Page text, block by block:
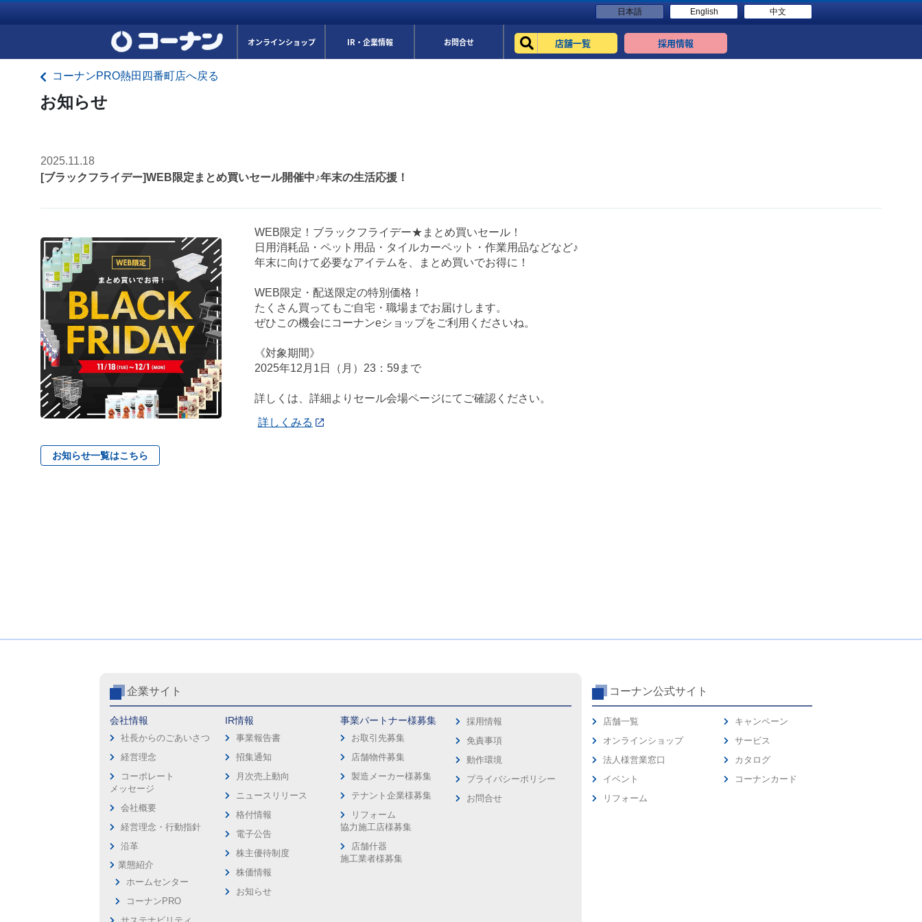
日本語 English 中文
オンラインショップ IR・企業情報 お問合せ 店舗一覧 採用情報
コーナンPRO熱田四番町店へ戻る
お知らせ
2025.11.18
[ブラックフライデー]WEB限定まとめ買いセール開催中♪年末の生活応援！
WEB限定！ブラックフライデー★まとめ買いセール！
日用消耗品・ペット用品・タイルカーペット・作業用品などなど♪
年末に向けて必要なアイテムを、まとめ買いでお得に！
WEB限定・配送限定の特別価格！
たくさん買ってもご自宅・職場までお届けします。
ぜひこの機会にコーナンeショップをご利用くださいね。
《対象期間》
2025年12月1日（月）23：59まで
詳しくは、詳細よりセール会場ページにてご確認ください。
詳しくみる
お知らせ一覧はこちら
企業サイト
会社情報
社長からのごあいさつ
経営理念
コーポレート
メッセージ
会社概要
経営理念・行動指針
沿革
業態紹介
ホームセンター
コーナンPRO
IR情報
事業報告書
招集通知
月次売上動向
ニュースリリース
格付情報
電子公告
株主優待制度
株価情報
お知らせ
事業パートナー様募集
お取引先募集
店舗物件募集
製造メーカー様募集
テナント企業様募集
リフォーム
協力施工店様募集
店舗什器
施工業者様募集
採用情報
免責事項
動作環境
プライバシーポリシー
お問合せ
コーナン公式サイト
店舗一覧
オンラインショップ
法人様営業窓口
イベント
リフォーム
キャンペーン
サービス
カタログ
コーナンカード